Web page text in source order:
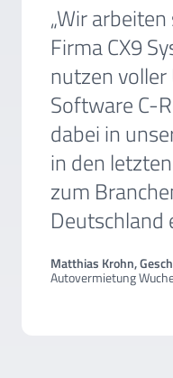
„Wir
Firma CX9
nutzen
Software C-
dabei in
in den
zum
Deutschland
Matthias Krohn,
Autovermietung